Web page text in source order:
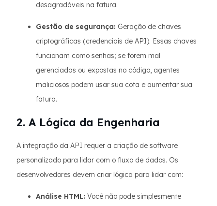
desagradáveis na fatura.
Gestão de segurança: Geração de chaves
criptográficas (credenciais de API). Essas chaves
funcionam como senhas; se forem mal
gerenciadas ou expostas no código, agentes
maliciosos podem usar sua cota e aumentar sua
fatura.
2. A Lógica da Engenharia
A integração da API requer a criação de software
personalizado para lidar com o fluxo de dados. Os
desenvolvedores devem criar lógica para lidar com:
Análise HTML: Você não pode simplesmente